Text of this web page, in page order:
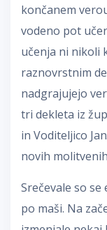
končanem
vodeno pot
učenja ni nikoli
raznovrstnim
nadgrajujejo
tri dekleta iz
in Voditeljico
novih
Srečevale so
po maši. Na